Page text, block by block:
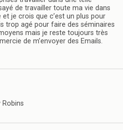
de travailler toute ma vie dans
je crois que c’est un plus pour
trop agé pour faire des séminaires
mais je reste toujours très
de m’envoyer des Emails.